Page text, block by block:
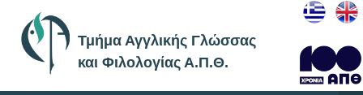
Τμήμα Αγγλικής Γλώσσας
και Φιλολογίας Α.Π.Θ.